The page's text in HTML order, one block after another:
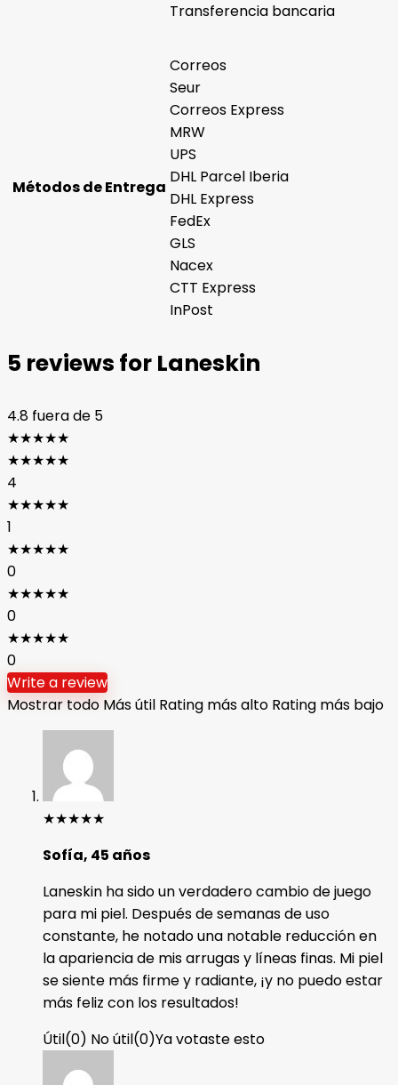
Transferencia bancaria
Métodos de Entrega
Correos
Seur
Correos Express
MRW
UPS
DHL Parcel Iberia
DHL Express
FedEx
GLS
Nacex
CTT Express
InPost
5 reviews for Laneskin
4.8 fuera de 5
★★★★★
★★★★★
4
★★★★★
1
★★★★★
0
★★★★★
0
★★★★★
0
Write a review
Mostrar todo Más útil Rating más alto Rating más bajo
★★★★★
Sofía, 45 años
Laneskin ha sido un verdadero cambio de juego
para mi piel. Después de semanas de uso
constante, he notado una notable reducción en
la apariencia de mis arrugas y líneas finas. Mi piel
se siente más firme y radiante, ¡y no puedo estar
más feliz con los resultados!
Útil(0) No útil(0)Ya votaste esto